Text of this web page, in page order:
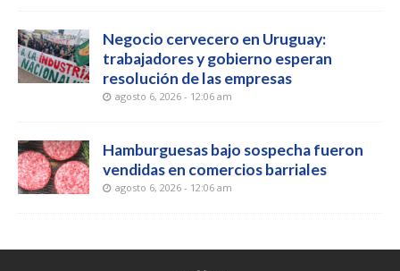
Negocio cervecero en Uruguay:
trabajadores y gobierno esperan
resolución de las empresas
agosto 6, 2026 - 12:06 am
Hamburguesas bajo sospecha fueron
vendidas en comercios barriales
agosto 6, 2026 - 12:06 am